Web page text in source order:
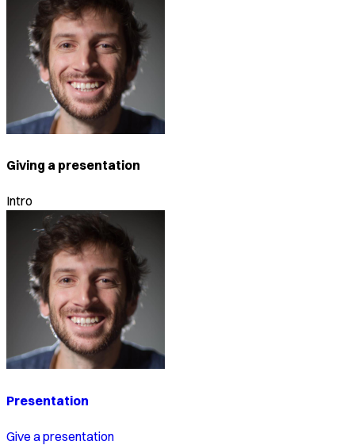
Giving a presentation
Intro
Presentation
Give a presentation